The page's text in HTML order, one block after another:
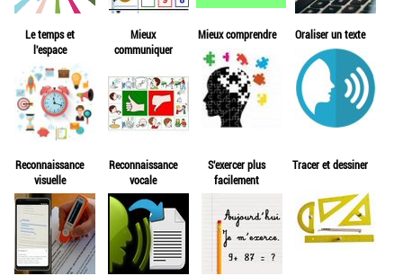
Le temps et
l'espace
Mieux
communiquer
Mieux comprendre Oraliser un texte
Reconnaissance
visuelle
Reconnaissance
vocale
S'exercer plus
facilement
Tracer et dessiner